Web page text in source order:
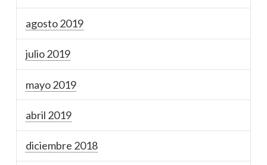
agosto 2019
julio 2019
mayo 2019
abril 2019
diciembre 2018